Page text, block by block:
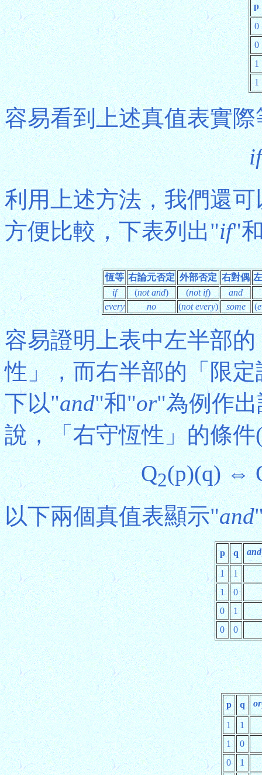
p
0
0
1
1
容易看到上述真值表實
if
利用上述方法，我們還
方便比較，下表列出"if"
恆等 右論元否定 外部否定 右對偶
if
(not and) (not if)
and
every
no (not every) some (
容易證明上表中左半部
性」，而右半部的「限
下以"and"和"or"為例作
說，「右守恆性」的條
Q2(p)(q) ⇔
以下兩個真值表顯示"and
p q and
1
1
1
0
0
1
0
0
p q or
1
1
1
0
0
1